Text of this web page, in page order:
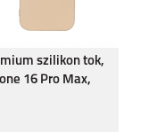
szilikon tok,
16 Pro Max,